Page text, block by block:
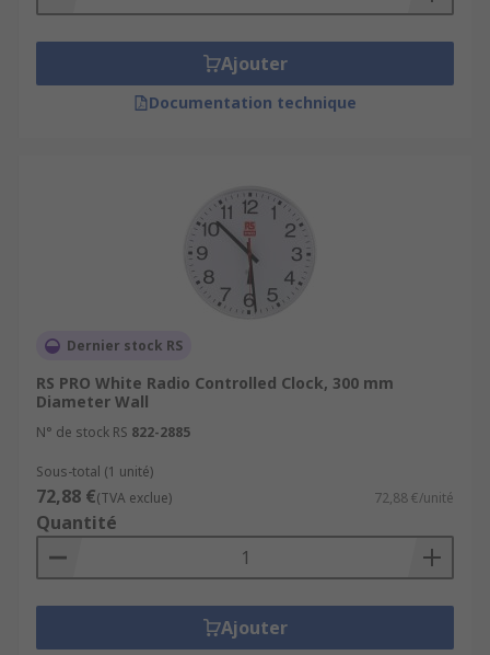
Ajouter
Documentation technique
Dernier stock RS
RS PRO White Radio Controlled Clock, 300 mm
Diameter Wall
N° de stock RS 822-2885
Sous-total (1 unité)
72,88 €(TVA exclue) 72,88 €/unité
Quantité
Ajouter